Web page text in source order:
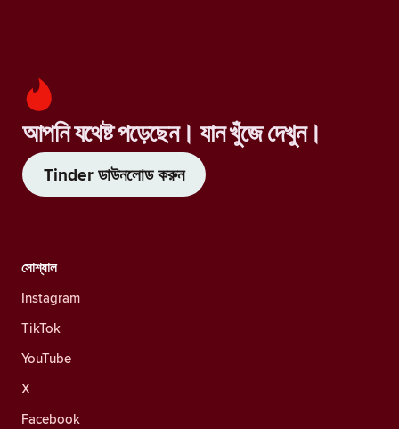
আপনি যথেষ্ট পড়েছেন। যান খুঁজে দেখুন।
Tinder ডাউনলোড করুন
সোশ্যাল
Instagram
TikTok
YouTube
X
Facebook